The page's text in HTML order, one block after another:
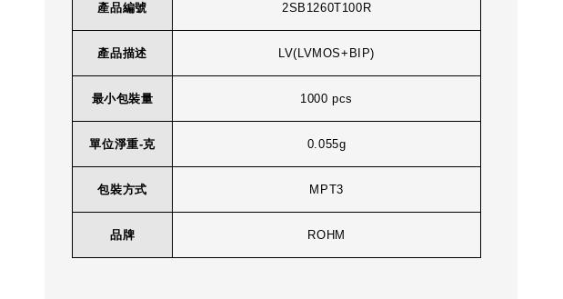
產品編號 2SB1260T100R
產品描述 LV(LVMOS+BIP)
最小包裝量 1000 pcs
單位淨重-克 0.055g
包裝方式 MPT3
品牌 ROHM